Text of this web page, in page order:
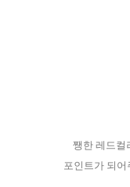
쨍한 레드컬
포인트가 되